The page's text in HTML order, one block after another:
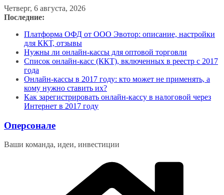
Перейти
к
Четверг, 6 августа, 2026
Последние:
Платформа ОФД от ООО Эвотор: описание, настройки
для ККТ, отзывы
Нужны ли онлайн-кассы для оптовой торговли
Список онлайн-касс (ККТ), включенных в реестр с 2017
года
Онлайн-кассы в 2017 году: кто может не применять, а
кому нужно ставить их?
Как зарегистрировать онлайн-кассу в налоговой через
Интернет в 2017 году
Оперсонале
Ваши команда, идеи, инвестиции